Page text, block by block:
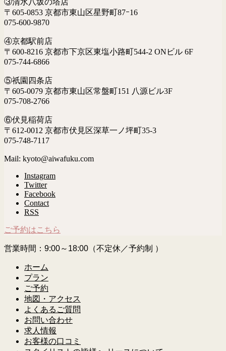
③清水八坂の塔店
〒605-0853 京都市東山区星野町87ｰ16
075-600-9870
④京都駅前店
〒600-8216 京都市下京区東塩小路町544-2 ONビル 6F
075-744-6866
⑤祇園四条店
〒605-0079 京都市東山区常盤町151 八源ビル3F
075-708-2766
⑥伏見稲荷店
〒612-0012 京都市伏見区深草一ノ坪町35-3
075-748-7117
Mail: kyoto@aiwafuku.com
Instagram
Twitter
Facebook
Contact
RSS
ご予約はこちら
営業時間：9:00～18:00（不定休／予約制 ）
ホーム
プラン
ご予約
地図・アクセス
よくあるご質問
お問い合わせ
求人情報
お客様の口コミ